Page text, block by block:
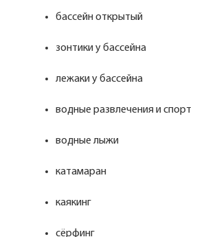
бассейн открытый
зонтики у бассейна
лежаки у бассейна
водные развлечения и спорт
водные лыжи
катамаран
каякинг
сёрфинг